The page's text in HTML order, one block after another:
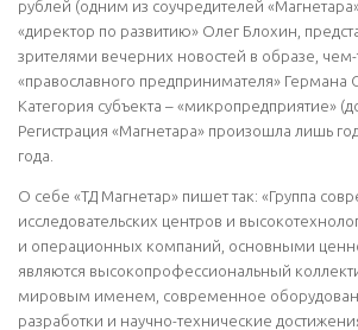
рублей (одним из соучредителей
«директор по развитию» Олег Блохин,
зрителями вечерних новостей в образе,
«православного предпринимателя» Германа
Категория субъекта – «микропредприятие»
Регистрация «Магнетара» произошла лишь
года.
О себе «ТД Магнетар» пишет так: «Группа
исследовательских центров и
и операционных компаний, основными
являются высокопрофессиональный
мировым именем, современное
разработки и научно-технические